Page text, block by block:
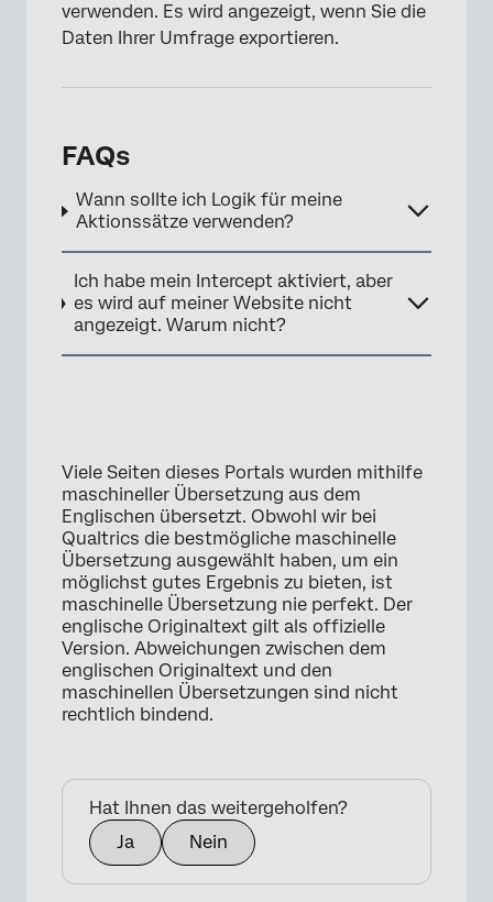
verwenden. Es wird angezeigt, wenn Sie die
Daten Ihrer Umfrage exportieren.
FAQs
Wann sollte ich Logik für meine
Aktionssätze verwenden?
Ich habe mein Intercept aktiviert, aber
es wird auf meiner Website nicht
angezeigt. Warum nicht?
Viele Seiten dieses Portals wurden mithilfe
maschineller Übersetzung aus dem
Englischen übersetzt. Obwohl wir bei
Qualtrics die bestmögliche maschinelle
Übersetzung ausgewählt haben, um ein
möglichst gutes Ergebnis zu bieten, ist
maschinelle Übersetzung nie perfekt. Der
englische Originaltext gilt als offizielle
Version. Abweichungen zwischen dem
englischen Originaltext und den
maschinellen Übersetzungen sind nicht
rechtlich bindend.
Hat Ihnen das weitergeholfen?
Ja
Nein